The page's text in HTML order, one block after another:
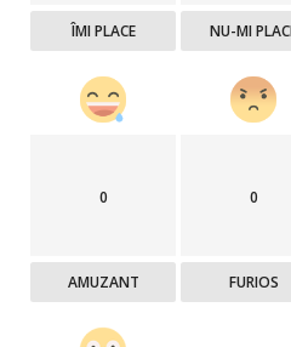
ÎMI PLACE NU-MI
0
AMUZANT
0
FURIOS